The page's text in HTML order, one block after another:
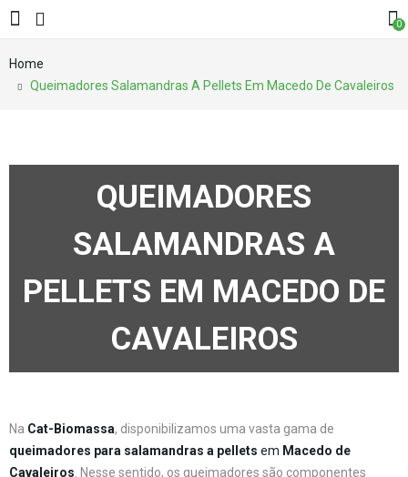
0
Home
Queimadores Salamandras A Pellets Em Macedo De Cavaleiros
QUEIMADORES
SALAMANDRAS A
PELLETS EM MACEDO DE
CAVALEIROS
Na Cat-Biomassa, disponibilizamos uma vasta gama de
queimadores para salamandras a pellets em Macedo de
Cavaleiros . Nesse sentido, os queimadores são componentes